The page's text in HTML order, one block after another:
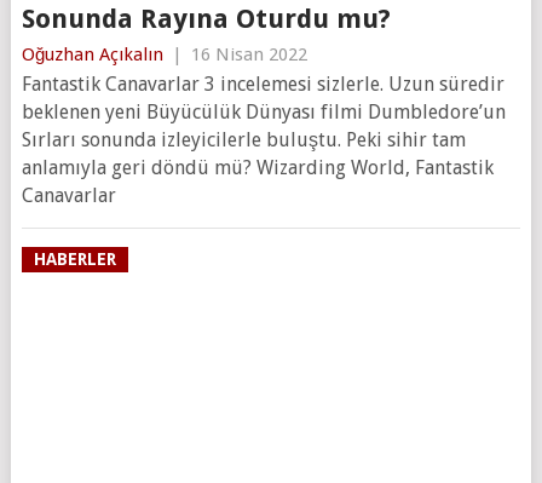
Sonunda Rayına Oturdu mu?
Oğuzhan Açıkalın 16 Nisan 2022
Fantastik Canavarlar 3 incelemesi sizlerle. Uzun süredir
beklenen yeni Büyücülük Dünyası filmi Dumbledore’un
Sırları sonunda izleyicilerle buluştu. Peki sihir tam
anlamıyla geri döndü mü? Wizarding World, Fantastik
Canavarlar
HABERLER